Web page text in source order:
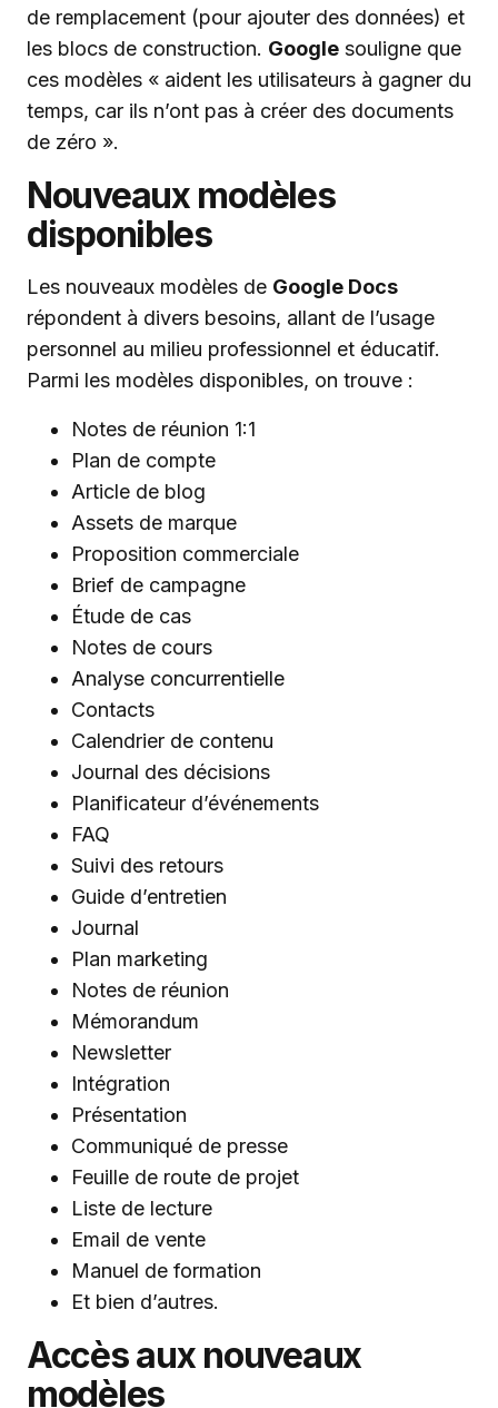
de remplacement (pour ajouter des données) et
les blocs de construction. Google souligne que
ces modèles « aident les utilisateurs à gagner du
temps, car ils n’ont pas à créer des documents
de zéro ».
Nouveaux modèles
disponibles
Les nouveaux modèles de Google Docs
répondent à divers besoins, allant de l’usage
personnel au milieu professionnel et éducatif.
Parmi les modèles disponibles, on trouve :
Notes de réunion 1:1
Plan de compte
Article de blog
Assets de marque
Proposition commerciale
Brief de campagne
Étude de cas
Notes de cours
Analyse concurrentielle
Contacts
Calendrier de contenu
Journal des décisions
Planificateur d’événements
FAQ
Suivi des retours
Guide d’entretien
Journal
Plan marketing
Notes de réunion
Mémorandum
Newsletter
Intégration
Présentation
Communiqué de presse
Feuille de route de projet
Liste de lecture
Email de vente
Manuel de formation
Et bien d’autres.
Accès aux nouveaux
modèles